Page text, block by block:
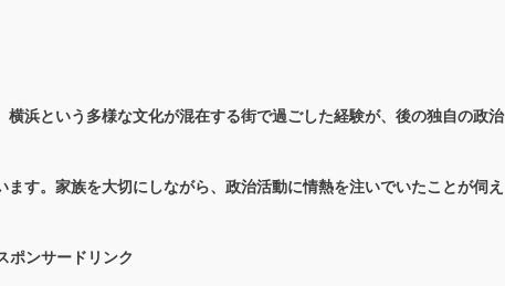
横浜という多様な文化が混在する街で過ごした経験が、後の独自の政治
す。家族を大切にしながら、政治活動に情熱を注いでいたことが伺え
ポンサードリンク